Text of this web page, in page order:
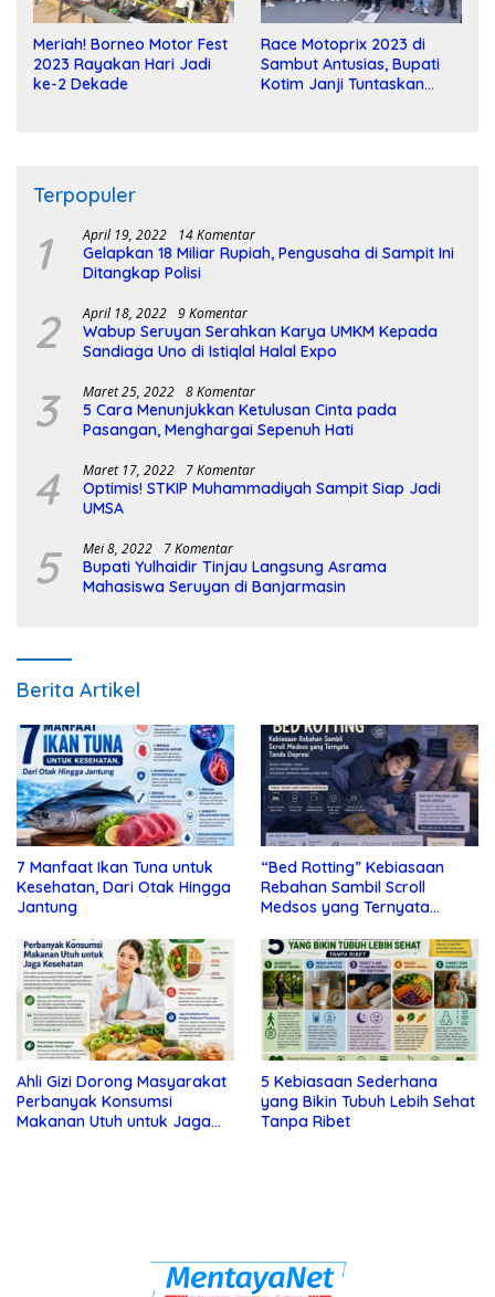
Meriah! Borneo Motor Fest
2023 Rayakan Hari Jadi
ke-2 Dekade
Race Motoprix 2023 di
Sambut Antusias, Bupati
Kotim Janji Tuntaskan
Terpopuler
1 April 19, 2022 14 Komentar
Gelapkan 18 Miliar Rupiah, Pengusaha di Sampit Ini
Ditangkap Polisi
2 April 18, 2022 9 Komentar
Wabup Seruyan Serahkan Karya UMKM Kepada
Sandiaga Uno di Istiqlal Halal Expo
3 Maret 25, 2022 8 Komentar
5 Cara Menunjukkan Ketulusan Cinta pada
Pasangan, Menghargai Sepenuh Hati
4 Maret 17, 2022 7 Komentar
Optimis! STKIP Muhammadiyah Sampit Siap Jadi
UMSA
5 Mei 8, 2022 7 Komentar
Bupati Yulhaidir Tinjau Langsung Asrama
Mahasiswa Seruyan di Banjarmasin
Berita Artikel
7 Manfaat Ikan Tuna untuk
Kesehatan, Dari Otak Hingga
Jantung
“Bed Rotting” Kebiasaan
Rebahan Sambil Scroll
Medsos yang Ternyata
Ahli Gizi Dorong Masyarakat
Perbanyak Konsumsi
Makanan Utuh untuk Jaga
5 Kebiasaan Sederhana
yang Bikin Tubuh Lebih Sehat
Tanpa Ribet